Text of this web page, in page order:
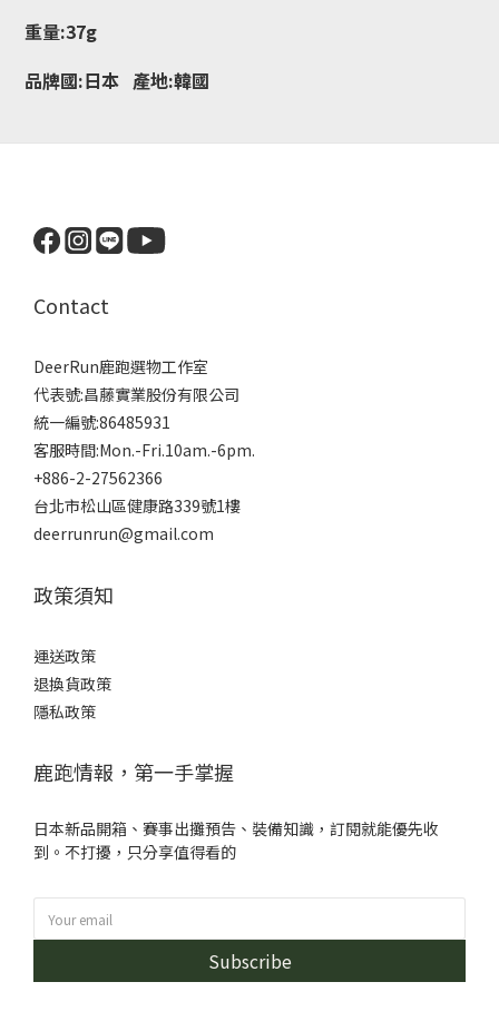
重量:37g
品牌國:日本 產地:韓國
Contact
DeerRun鹿跑選物工作室
代表號:昌藤實業股份有限公司
統一編號:86485931
客服時間:Mon.-Fri.10am.-6pm.
+886-2-27562366
台北市松山區健康路339號1樓
deerrunrun@gmail.com
政策須知
運送政策
退換貨政策
隱私政策
鹿跑情報，第一手掌握
日本新品開箱、賽事出攤預告、裝備知識，訂閱就能優先收
到。不打擾，只分享值得看的
Subscribe